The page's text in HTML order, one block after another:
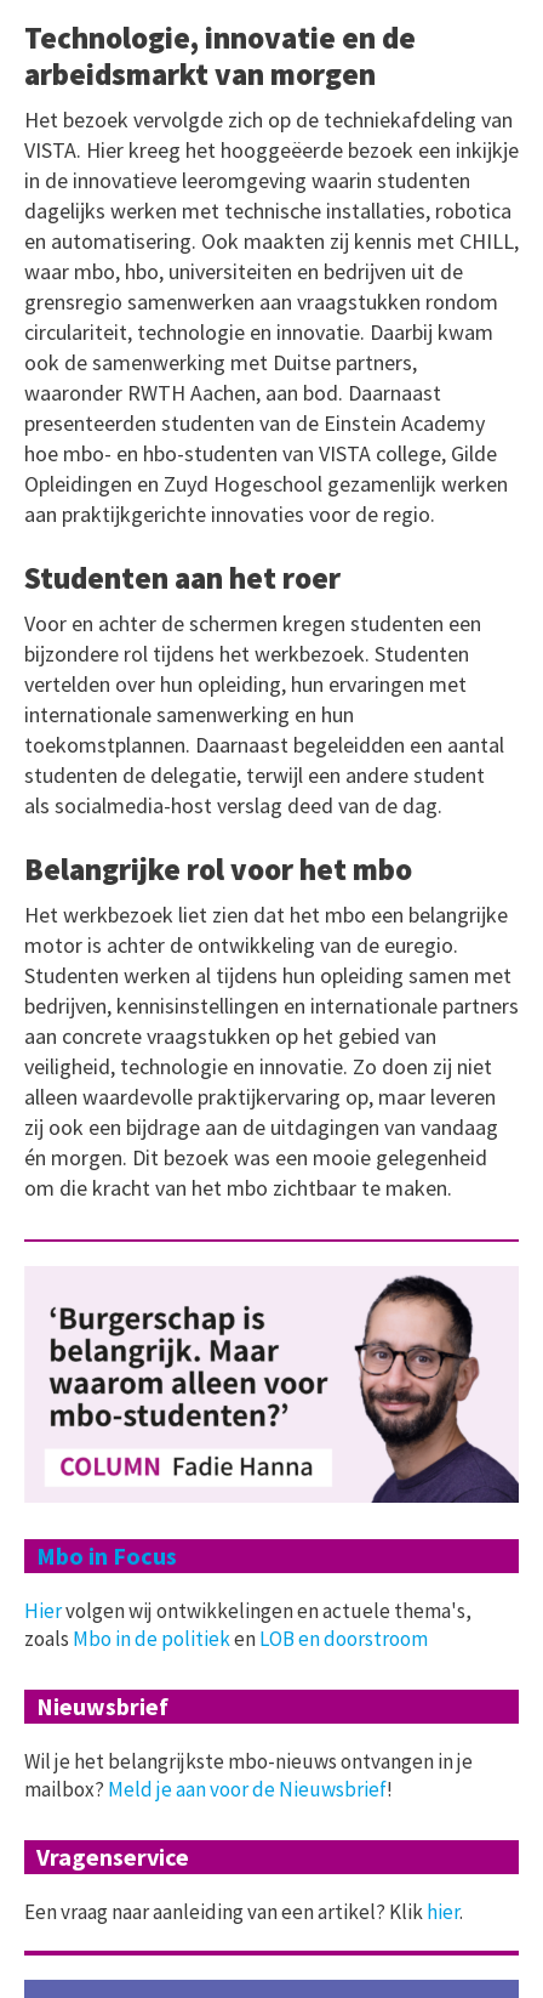
Technologie, innovatie en de
arbeidsmarkt van morgen
Het bezoek vervolgde zich op de techniekafdeling van
VISTA. Hier kreeg het hooggeëerde bezoek een inkijkje
in de innovatieve leeromgeving waarin studenten
dagelijks werken met technische installaties, robotica
en automatisering. Ook maakten zij kennis met CHILL,
waar mbo, hbo, universiteiten en bedrijven uit de
grensregio samenwerken aan vraagstukken rondom
circulariteit, technologie en innovatie. Daarbij kwam
ook de samenwerking met Duitse partners,
waaronder RWTH Aachen, aan bod. Daarnaast
presenteerden studenten van de Einstein Academy
hoe mbo- en hbo-studenten van VISTA college, Gilde
Opleidingen en Zuyd Hogeschool gezamenlijk werken
aan praktijkgerichte innovaties voor de regio.
Studenten aan het roer
Voor en achter de schermen kregen studenten een
bijzondere rol tijdens het werkbezoek. Studenten
vertelden over hun opleiding, hun ervaringen met
internationale samenwerking en hun
toekomstplannen. Daarnaast begeleidden een aantal
studenten de delegatie, terwijl een andere student
als socialmedia-host verslag deed van de dag.
Belangrijke rol voor het mbo
Het werkbezoek liet zien dat het mbo een belangrijke
motor is achter de ontwikkeling van de euregio.
Studenten werken al tijdens hun opleiding samen met
bedrijven, kennisinstellingen en internationale partners
aan concrete vraagstukken op het gebied van
veiligheid, technologie en innovatie. Zo doen zij niet
alleen waardevolle praktijkervaring op, maar leveren
zij ook een bijdrage aan de uitdagingen van vandaag
én morgen. Dit bezoek was een mooie gelegenheid
om die kracht van het mbo zichtbaar te maken.
Mbo in Focus
Hiervolgen wij ontwikkelingen en actuele thema's,
zoals Mbo in de politiekenLOB en doorstroom
Nieuwsbrief
Wil je het belangrijkste mbo-nieuws ontvangen in je
mailbox? Meld je aan voor de Nieuwsbrief!
Vragenservice
Een vraag naar aanleiding van een artikel? Klikhier.